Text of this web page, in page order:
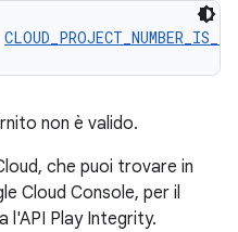
non è valido.
che puoi trovare in
Cloud Console, per il
l'API Play Integrity.